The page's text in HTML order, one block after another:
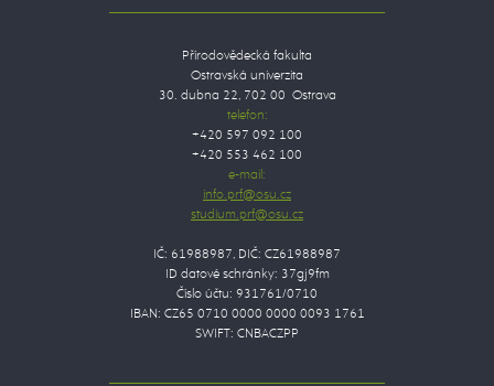
Přírodovědecká fakulta
Ostravská univerzita
30. dubna 22, 702 00 Ostrava
telefon:
+420 597 092 100
+420 553 462 100
e-mail:
IČ: 61988987, DIČ: CZ61988987
ID datové schránky: 37gj9fm
Číslo účtu: 931761/0710
IBAN: CZ65 0710 0000 0000 0093 1761
SWIFT: CNBACZPP